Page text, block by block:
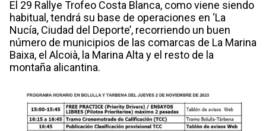
El 29 Rallye Trofeo Costa Blanca, como viene siendo
habitual, tendrá su base de operaciones en ‘La
Nucía, Ciudad del Deporte’, recorriendo un buen
número de municipios de las comarcas de La Marina
Baixa, el Alcoià, la Marina Alta y el resto de la
montaña alicantina.